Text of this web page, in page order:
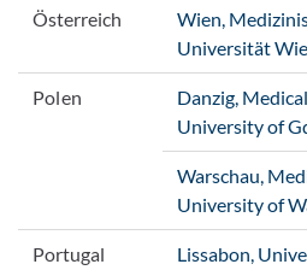
Österreich
Wien,
Universität
Polen
Danzig, Medical
University of
Warschau,
University of
Portugal
Lissabon,